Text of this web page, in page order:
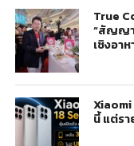
True
“สัญญา
เชิงอา
นี้ แต่ร